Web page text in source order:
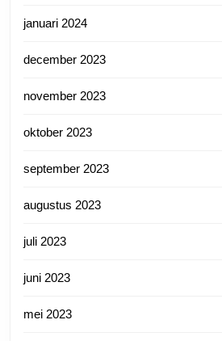
januari 2024
december 2023
november 2023
oktober 2023
september 2023
augustus 2023
juli 2023
juni 2023
mei 2023